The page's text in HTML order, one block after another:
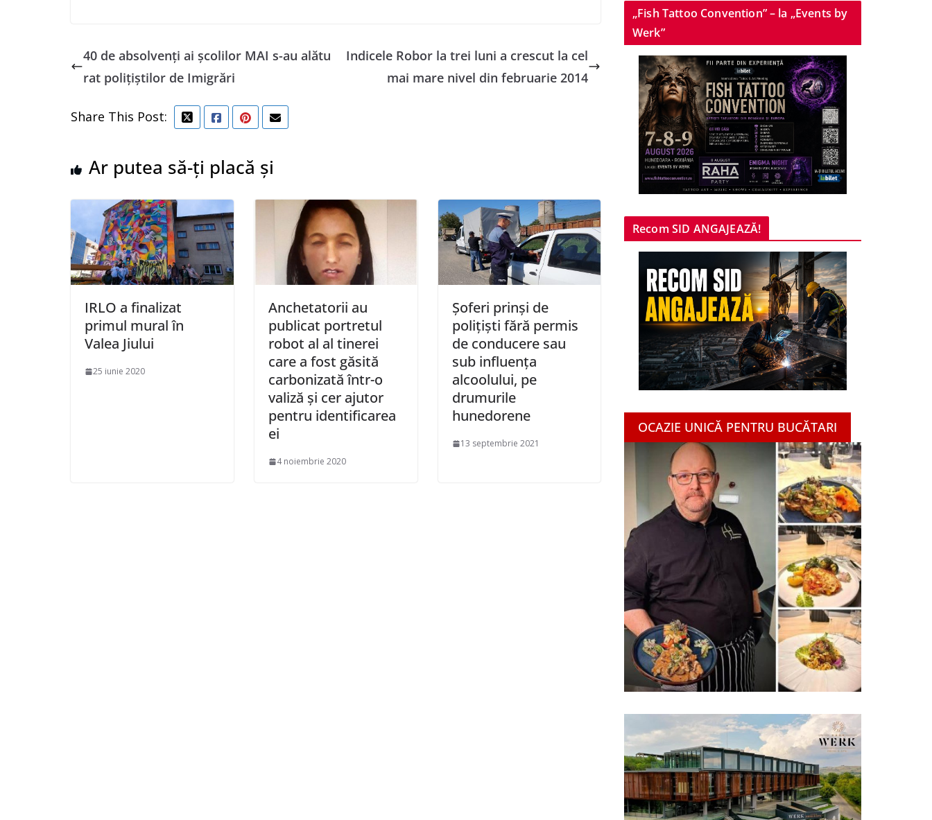
40 de absolvenți ai școlilor MAI s-au alătu
rat polițiștilor de Imigrări
Indicele Robor la trei luni a crescut la cel
mai mare nivel din februarie 2014
Share This Post:
Ar putea să-ți placă și
IRLO a finalizat
primul mural în
Valea Jiului
25 iunie 2020
Anchetatorii au
publicat portretul
robot al al tinerei
care a fost găsită
carbonizată într-o
valiză şi cer ajutor
pentru identificarea
ei
4 noiembrie 2020
Șoferi prinși de
polițiști fără permis
de conducere sau
sub influența
alcoolului, pe
drumurile
hunedorene
13 septembrie 2021
„Fish Tattoo Convention” – la „Events by
Werk”
Recom SID ANGAJEAZĂ!
OCAZIE UNICĂ PENTRU BUCĂTARI